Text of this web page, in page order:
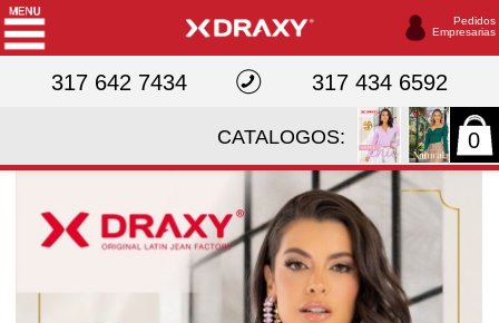
Pedidos
Empresarias
317 642 7434 317 434 6592
CATALOGOS: 0